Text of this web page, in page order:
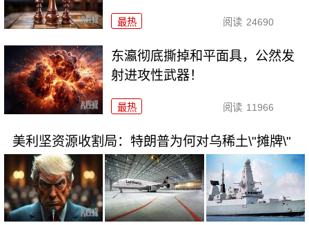
最热 阅读 24690
东瀛彻底撕掉和平面具，公然发
射进攻性武器！
最热 阅读 11966
美利坚资源收割局：特朗普为何对乌稀土\"摊牌\"